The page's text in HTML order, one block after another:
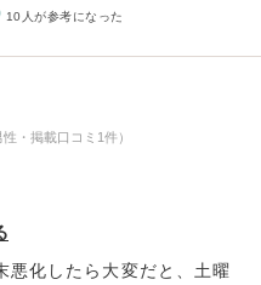
10人が参考になった
・掲載口コミ1件）
悪化したら大変だと、土曜